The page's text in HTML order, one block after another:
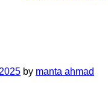
by manta ahmad